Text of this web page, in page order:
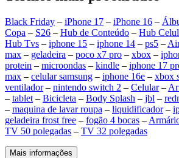
Black Friday – iPhone 17 – iPhone 16 –
Copa – S26 – Hub de Conteúdo – Hub
Hub Tvs – iphone 15 – iphone 14 – ps5 –
max – geladeira – poco x7 pro – xbox –
protein – microondas – kindle – iphone 17
max – celular samsung – iphone 16e – xbox
ventilador– nintendo switch 2 – Celular–
– tablet – Bicicleta – Body Splash – jbl –
– maquina de lavar roupa – liquidificador–
geladeira frost free – fogão 4 bocas –
TV 50 polegadas – TV 32 polegadas
Mais informações